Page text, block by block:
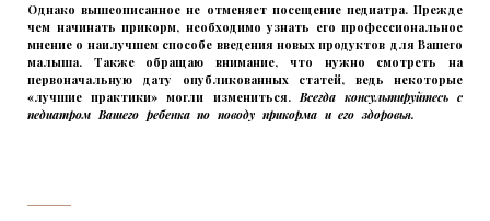
Однако вышеописанное не отменяет посещение педиатра. Прежде
чем начинать прикорм, необходимо узнать его профессиональное
мнение о наилучшем способе введения новых продуктов для Вашего
малыша. Также обращаю внимание, что нужно смотреть на
первоначальную дату опубликованных статей, ведь некоторые
«лучшие практики» могли измениться.Всегда консультируйтесь с
педиатром Вашего ребенка по поводу прикорма и его здоровья.